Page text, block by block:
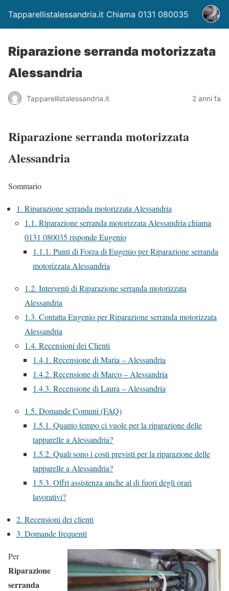
Tapparellistalessandria.it Chiama 0131 080035
Riparazione serranda motorizzata
Alessandria
Tapparellistalessandria.it 2 anni fa
Riparazione serranda motorizzata
Alessandria
Sommario
1. Riparazione serranda motorizzata Alessandria
1.1. Riparazione serranda motorizzata Alessandria chiama
0131 080035 risponde Eugenio
1.1.1. Punti di Forza di Eugenio per Riparazione serranda
motorizzata Alessandria
1.2. Interventi di Riparazione serranda motorizzata
Alessandria
1.3. Contatta Eugenio per Riparazione serranda motorizzata
Alessandria
1.4. Recensioni dei Clienti
1.4.1. Recensione di Maria – Alessandria
1.4.2. Recensione di Marco – Alessandria
1.4.3. Recensione di Laura – Alessandria
1.5. Domande Comuni (FAQ)
1.5.1. Quanto tempo ci vuole per la riparazione delle
tapparelle a Alessandria?
1.5.2. Quali sono i costi previsti per la riparazione delle
tapparelle a Alessandria?
1.5.3. Offri assistenza anche al di fuori degli orari
lavorativi?
2. Recensioni dei clienti
3. Domande frequenti
Per
Riparazione
serranda